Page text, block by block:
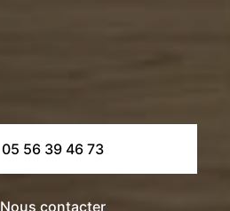
05 56 39 46 73
Nous contacter